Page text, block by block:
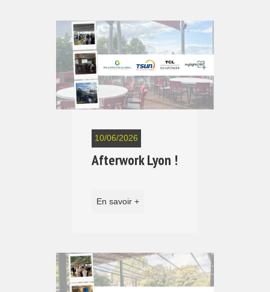
10/06/2026
Afterwork Lyon !
En savoir +